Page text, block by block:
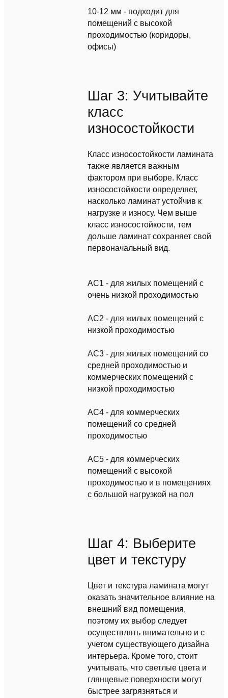
10-12 мм - подходит для
помещений с высокой
проходимостью (коридоры,
офисы)
Шаг 3: Учитывайте
класс
износостойкости
Класс износостойкости ламината
также является важным
фактором при выборе. Класс
износостойкости определяет,
насколько ламинат устойчив к
нагрузке и износу. Чем выше
класс износостойкости, тем
дольше ламинат сохраняет свой
первоначальный вид.
AC1 - для жилых помещений с
очень низкой проходимостью
AC2 - для жилых помещений с
низкой проходимостью
AC3 - для жилых помещений со
средней проходимостью и
коммерческих помещений с
низкой проходимостью
AC4 - для коммерческих
помещений со средней
проходимостью
AC5 - для коммерческих
помещений с высокой
проходимостью и в помещениях
с большой нагрузкой на пол
Шаг 4: Выберите
цвет и текстуру
Цвет и текстура ламината могут
оказать значительное влияние на
внешний вид помещения,
поэтому их выбор следует
осуществлять внимательно и с
учетом существующего дизайна
интерьера. Кроме того, стоит
учитывать, что светлые цвета и
глянцевые поверхности могут
быстрее загрязняться и